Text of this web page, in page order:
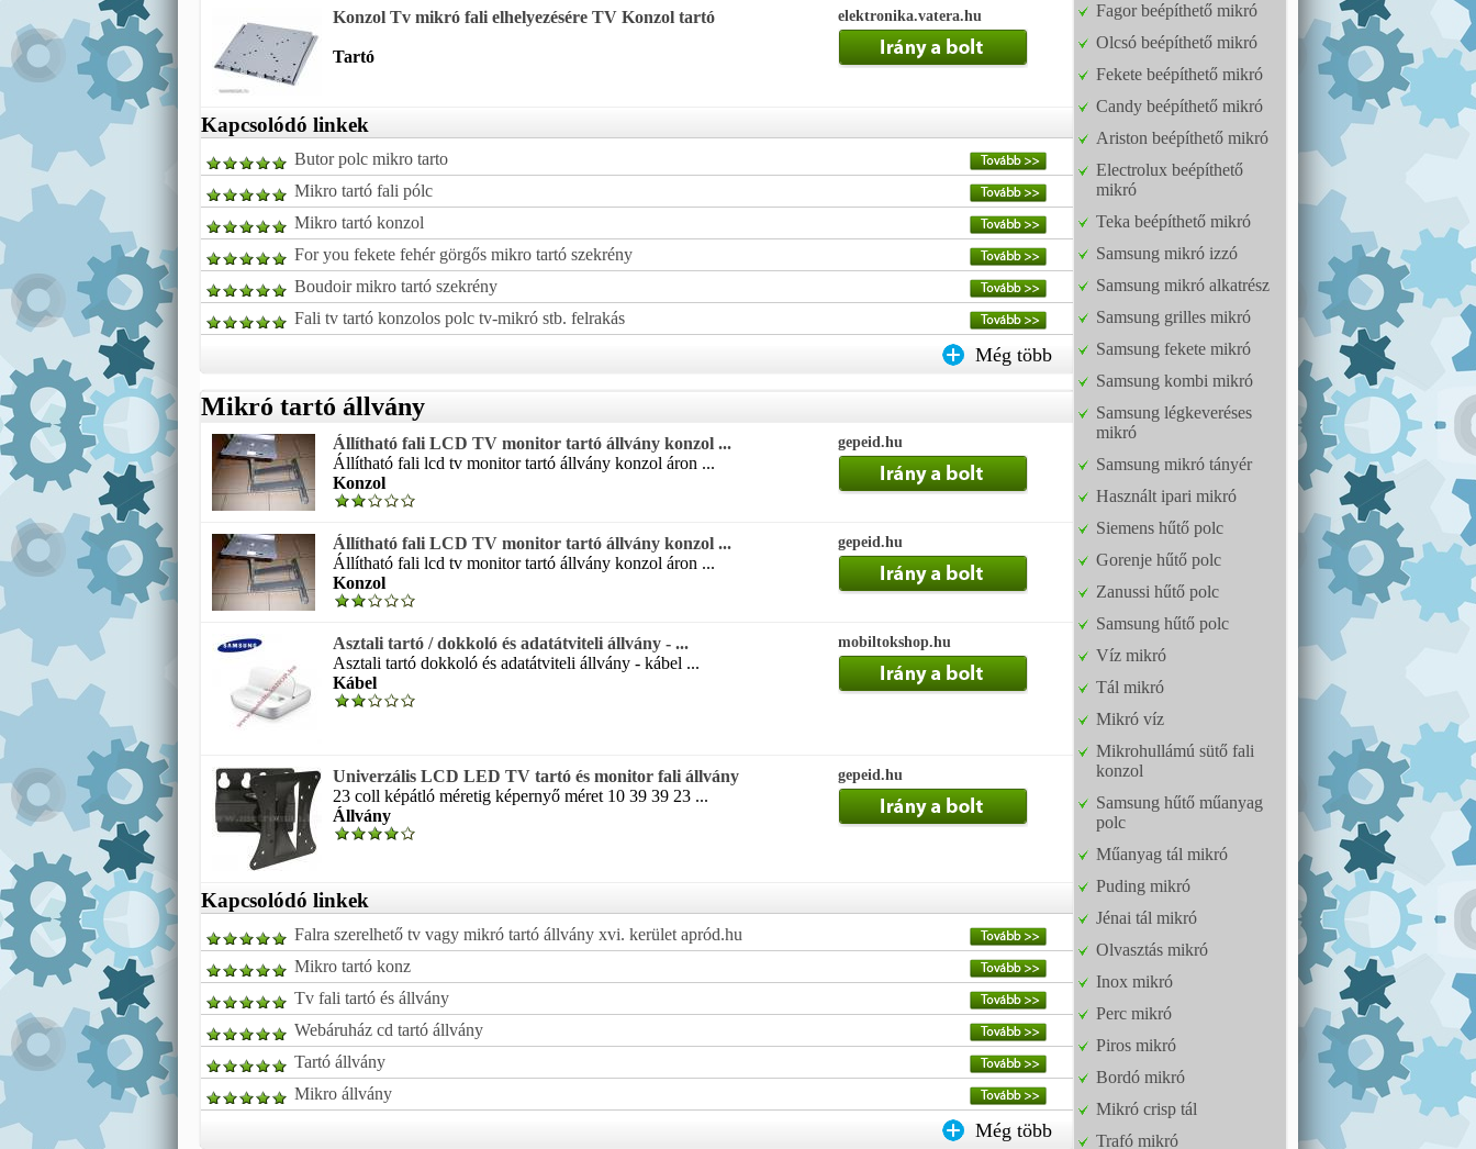
Konzol Tv mikró fali elhelyezésére TV Konzol tartó
Tartó
elektronika.vatera.hu
Kapcsolódó linkek
Butor polc mikro tarto
Mikro tartó fali pólc
Mikro tartó konzol
For you fekete fehér görgős mikro tartó szekrény
Boudoir mikro tartó szekrény
Fali tv tartó konzolos polc tv-mikró stb. felrakás
Még több
Mikró tartó állvány
Állítható fali LCD TV monitor tartó állvány konzol ...
Állítható fali lcd tv monitor tartó állvány konzol áron ...
Konzol
gepeid.hu
Állítható fali LCD TV monitor tartó állvány konzol ...
Állítható fali lcd tv monitor tartó állvány konzol áron ...
Konzol
gepeid.hu
Asztali tartó / dokkoló és adatátviteli állvány - ...
Asztali tartó dokkoló és adatátviteli állvány - kábel ...
Kábel
mobiltokshop.hu
Univerzális LCD LED TV tartó és monitor fali állvány
23 coll képátló méretig képernyő méret 10 39 39 23 ...
Állvány
gepeid.hu
Kapcsolódó linkek
Falra szerelhető tv vagy mikró tartó állvány xvi. kerület apród.hu
Mikro tartó konz
Tv fali tartó és állvány
Webáruház cd tartó állvány
Tartó állvány
Mikro állvány
Még több
Fagor beépíthető mikró
Olcsó beépíthető mikró
Fekete beépíthető mikró
Candy beépíthető mikró
Ariston beépíthető mikró
Electrolux beépíthető
mikró
Teka beépíthető mikró
Samsung mikró izzó
Samsung mikró alkatrész
Samsung grilles mikró
Samsung fekete mikró
Samsung kombi mikró
Samsung légkeveréses
mikró
Samsung mikró tányér
Használt ipari mikró
Siemens hűtő polc
Gorenje hűtő polc
Zanussi hűtő polc
Samsung hűtő polc
Víz mikró
Tál mikró
Mikró víz
Mikrohullámú sütő fali
konzol
Samsung hűtő műanyag
polc
Műanyag tál mikró
Puding mikró
Jénai tál mikró
Olvasztás mikró
Inox mikró
Perc mikró
Piros mikró
Bordó mikró
Mikró crisp tál
Trafó mikró